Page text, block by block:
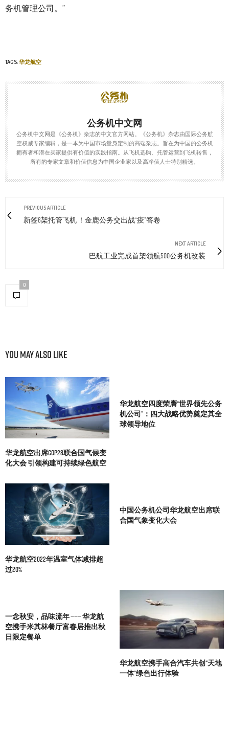
务机管理公司。”
TAGS:华龙航空
公务机中文网
公务机中文网是《公务机》杂志的中文官方网站。《公务机》杂志由国际公务航
空权威专家编辑，是一本为中国市场量身定制的高端杂志。旨在为中国的公务机
拥有者和潜在买家提供有价值的实践指南。从飞机选购、托管运营到飞机转售，
所有的专家文章和价值信息为中国企业家以及高净值人士特别精选。
PREVIOUS ARTICLE
新签6架托管飞机 ！金鹿公务交出战“疫”答卷
NEXT ARTICLE
巴航工业完成首架领航500公务机改装
0
You May Also Like
华龙航空出席COP28联合国气候变
化大会 引领构建可持续绿色航空
华龙航空四度荣膺“世界领先公务
机公司”：四大战略优势奠定其全
球领导地位
华龙航空2022年温室气体减排超
过20%
中国公务机公司华龙航空出席联
合国气象变化大会
一念秋安，品味流年 ——— 华龙航
空携手米其林餐厅富春居推出秋
日限定餐单
华龙航空携手高合汽车共创“天地
一体”绿色出行体验